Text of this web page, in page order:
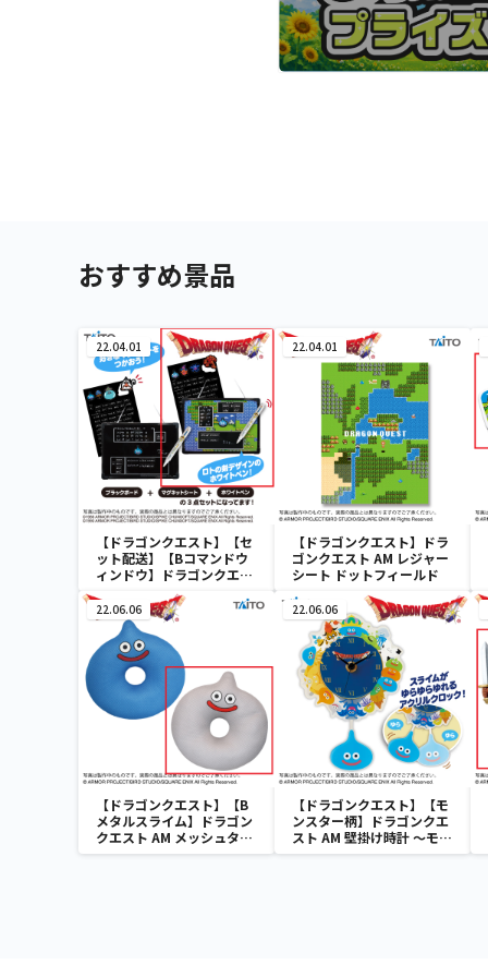
おすすめ景品
22.04.01
【ドラゴンクエスト】【セ
ット配送】【Bコマンドウ
ィンドウ】ドラゴンクエス
ト AM コマンドウィンドウ
ブラックボード
22.04.01
【ドラゴンクエスト】ドラ
ゴンクエスト AM レジャー
シート ドットフィールド
22.06.06
【ドラゴンクエスト】【B
メタルスライム】ドラゴン
クエスト AM メッシュタイ
プ円座クッション スライム
22.06.06
【ドラゴンクエスト】【モ
ンスター柄】ドラゴンクエ
スト AM 壁掛け時計 ～モン
スターがいっぱい！編～